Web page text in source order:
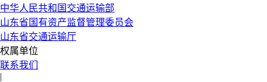
中华人民共和国交通运输部
山东省国有资产监督管理委员会
山东省交通运输厅
权属单位
联系我们
|